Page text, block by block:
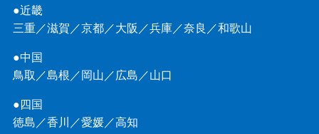
●近畿
三重／滋賀 ／京都／大阪 ／兵庫／奈良 ／和歌山
●中国
鳥取 ／島根 ／岡山 ／ 広島 ／山口
●四国
徳島 ／香川 ／愛媛／高知